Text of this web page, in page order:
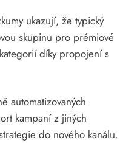
ukazují, že typický
skupinu pro prémiové
díky propojení s
automatizovaných
kampaní z jiných
do nového kanálu.